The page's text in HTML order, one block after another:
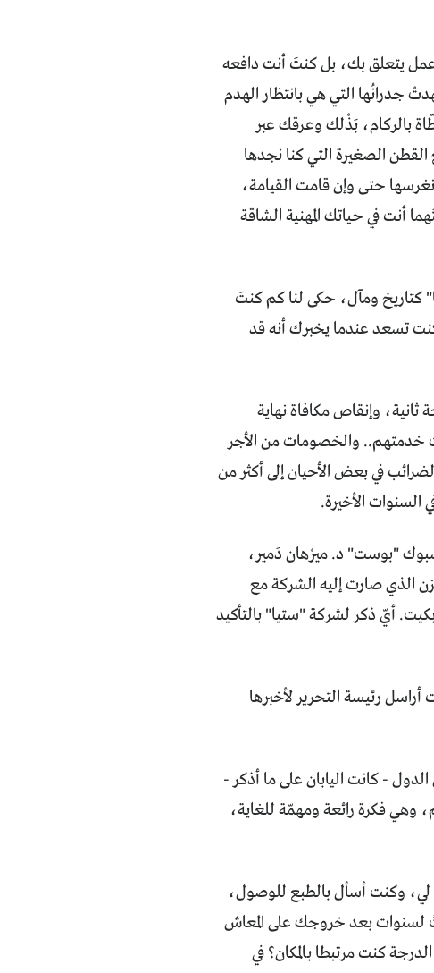
عمل يتعلق بك، بل كنتَ أنت دافعه
جدرانُها التي هي بانتظار الهدم
بالركام، بَذْلك وعرقك عبر
الصغيرة التي كنا نجدها
حتى وإن قامت القيامة،
أنت في حياتك المهنية الشاقة
كتاريخ ومآل، حكى لنا كم كنتَ
تسعد عندما يخبرك أنه قد
وإنقاص مكافاة نهاية
خدمتهم.. والخصومات من الأجر
في بعض الأحيان إلى أكثر من
السنوات الأخيرة.
عندما صادفني على فيسبوك "بوست" د. ميرْهان دَمير،
الذي صارت إليه الشركة مع
أيّ ذكر لشركة "ستيا" بالتأكيد
رئيسة التحرير لأخبرها
- كانت اليابان على ما أذكر -
وهي فكرة رائعة ومهمّة للغاية،
لي، وكنت أسأل بالطبع للوصول،
لسنوات بعد خروجك على المعاش
كنت مرتبطا بالمكان؟ في